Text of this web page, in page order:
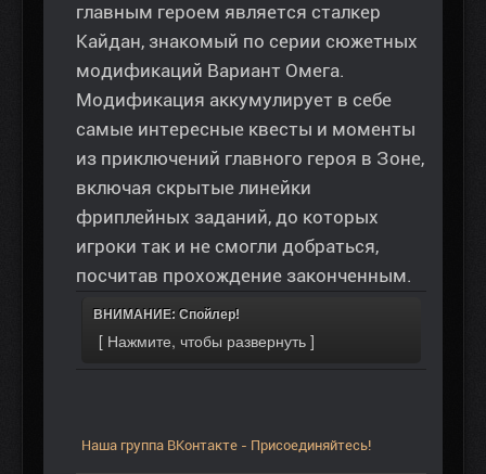
главным героем является сталкер
Кайдан, знакомый по серии сюжетных
модификаций Вариант Омега.
Модификация аккумулирует в себе
самые интересные квесты и моменты
из приключений главного героя в Зоне,
включая скрытые линейки
фриплейных заданий, до которых
игроки так и не смогли добраться,
посчитав прохождение законченным.
ВНИМАНИЕ: Спойлер!
Наша группа ВКонтакте - Присоединяйтесь!